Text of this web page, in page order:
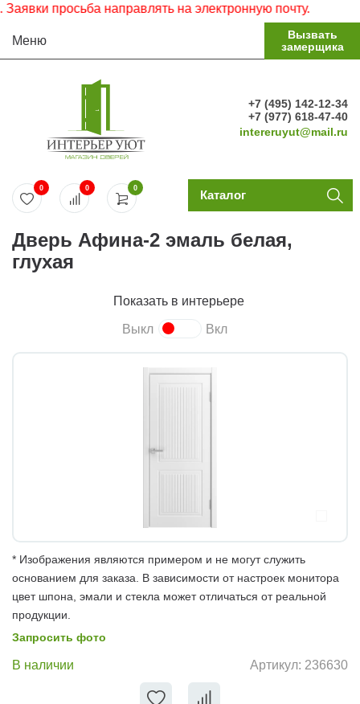
просьба направлять на электронную почту.
Меню
Вызвать
замерщика
+7 (495) 142-12-34
+7 (977) 618-47-40
intereruyut@mail.ru
0
0 0 Каталог
Дверь Афина-2 эмаль белая,
глухая
Показать в интерьере
Выкл Вкл
* Изображения являются примером и не могут служить
основанием для заказа. В зависимости от настроек монитора
цвет шпона, эмали и стекла может отличаться от реальной
продукции.
Запросить фото
В наличии Артикул: 236630